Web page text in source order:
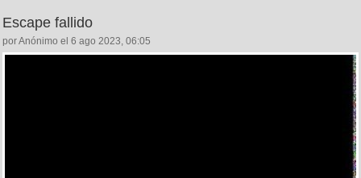
Escape fallido
por Anónimo el 6 ago 2023, 06:05